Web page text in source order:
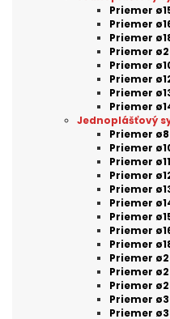
Priemer
Priemer
Priemer
Priemer
Priemer
Priemer
Priemer
Priemer
Jednoplášťový
Priemer
Priemer
Priemer
Priemer
Priemer
Priemer
Priemer
Priemer
Priemer
Priemer
Priemer
Priemer
Priemer
Priemer